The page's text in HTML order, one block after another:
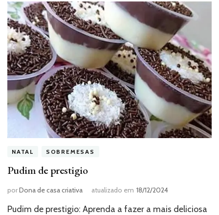
NATAL SOBREMESAS
Pudim de prestigio
porDona de casa criativa atualizado em 18/12/2024
Pudim de prestigio: Aprenda a fazer a mais deliciosa